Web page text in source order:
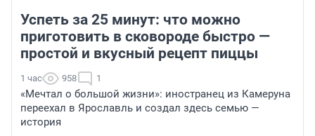
Успеть за 25 минут: что можно
приготовить в сковороде быстро —
простой и вкусный рецепт пиццы
1 час 958 1
«Мечтал о большой жизни»: иностранец из Камеруна
переехал в Ярославль и создал здесь семью —
история